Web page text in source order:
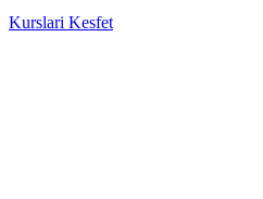
Kurslari Kesfet